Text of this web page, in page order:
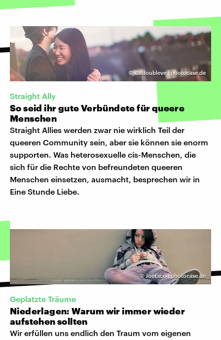
©katdoubleve | photocase.de
Straight Ally
So seid ihr gute Verbündete für queere
Menschen
Straight Allies werden zwar nie wirklich Teil der
queeren Community sein, aber sie können sie enorm
supporten. Was heterosexuelle cis-Menschen, die
sich für die Rechte von befreundeten queeren
Menschen einsetzen, ausmacht, besprechen wir in
Eine Stunde Liebe.
©JoeEsco | photocase.de
Geplatzte Träume
Niederlagen: Warum wir immer wieder
aufstehen sollten
Wir erfüllen uns endlich den Traum vom eigenen